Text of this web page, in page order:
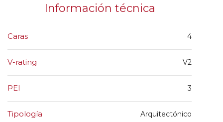
Información técnica
Caras 4
V-rating V2
PEI 3
Tipología Arquitectónico